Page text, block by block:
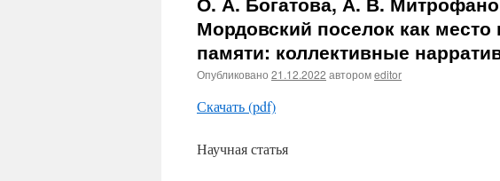
Мордовский поселок как
памяти: коллективные
Опубликовано 21.12.2022 авторомeditor
Скачать (pdf)
Научная статья